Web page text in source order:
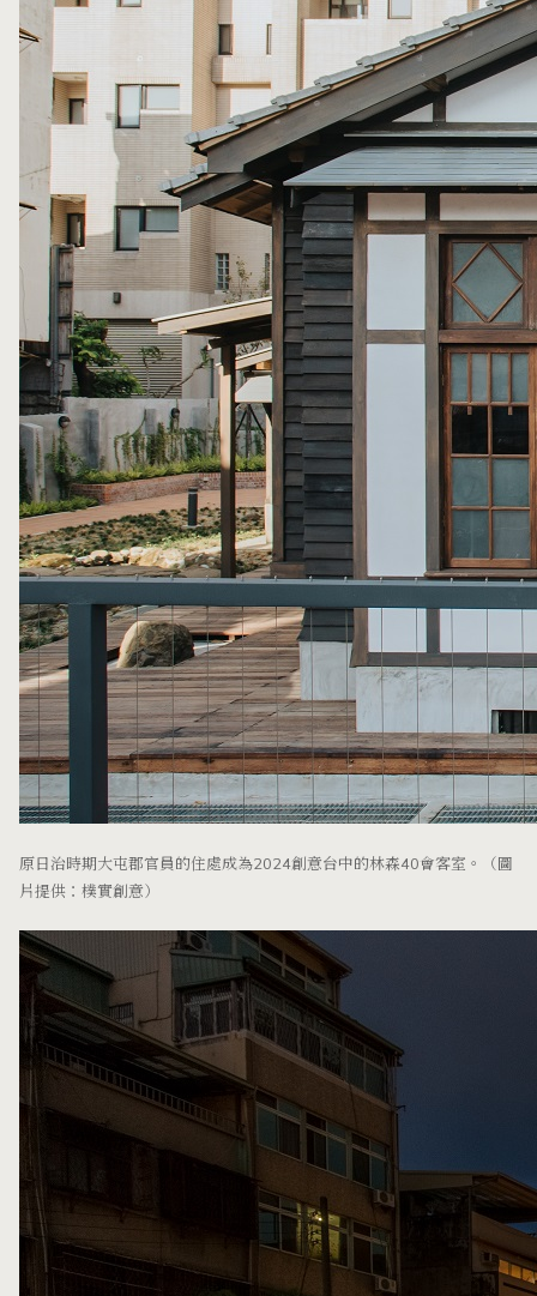
原日治時期大屯郡官員的住處成為2024創意台中的林森40會客室。（圖
片提供：樸實創意）